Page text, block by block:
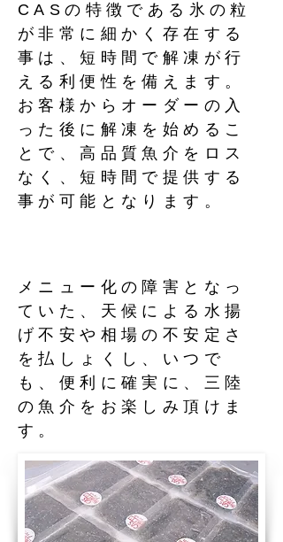
CASの特徴である氷の粒
が非常に細かく存在する
事は、短時間で解凍が行
える利便性を備えます。​
お客様からオーダーの入
った後に解凍を始めるこ
とで、高品質魚介をロス
なく、短時間で提供する
事が可能となります。
メニュー化の障害となっ
ていた、天候による水揚
げ不安や相場の不安定さ
を払しょくし、いつで
も、便利に確実に、三陸
の魚介をお楽しみ頂けま
す。